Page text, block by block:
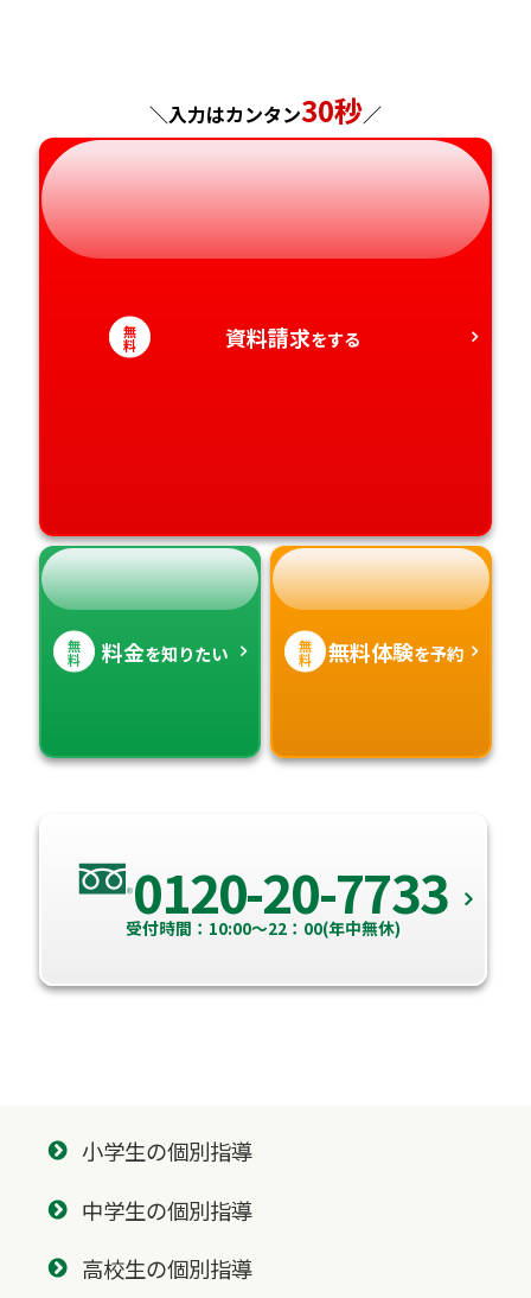
岐阜県
静岡県
奈良県
和歌山県
山口県
徳島県
愛媛県
熊本県
大分県
鹿児島県
＼入力はカンタン30秒／
無
料 資料請求をする
無
料 料金を知りたい 無
料 無料体験を予約
0120-20-7733
受付時間：10:00～22：00(年中無休)
小学生の個別指導
中学生の個別指導
高校生の個別指導